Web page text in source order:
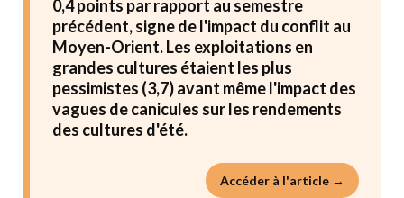
0,4 points par rapport au semestre
précédent, signe de l'impact du conflit au
Moyen-Orient. Les exploitations en
grandes cultures étaient les plus
pessimistes (3,7) avant même l'impact des
vagues de canicules sur les rendements
des cultures d'été.
Accéder à l'article →